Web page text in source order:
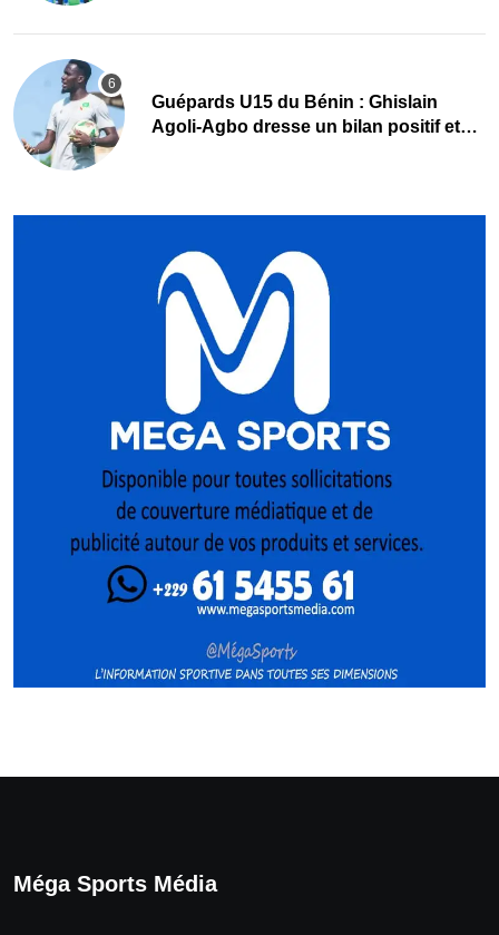
Guépards U15 du Bénin : Ghislain
Agoli-Agbo dresse un bilan positif et
Méga Sports Média